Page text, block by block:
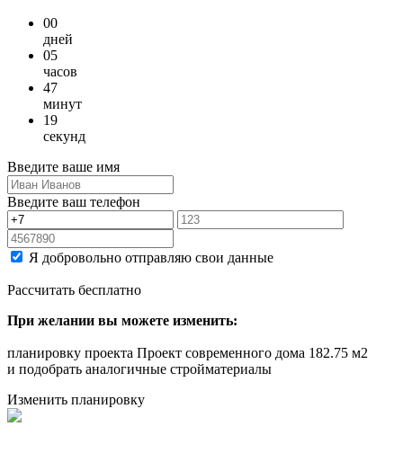
00
дней
05
часов
47
минут
19
секунд
Введите ваше имя
Введите ваш телефон
Я добровольно отправляю свои данные
Рассчитать бесплатно
При желании вы можете изменить:
планировку проекта Проект современного дома 182.75 м2
и подобрать аналогичные стройматериалы
Изменить планировку